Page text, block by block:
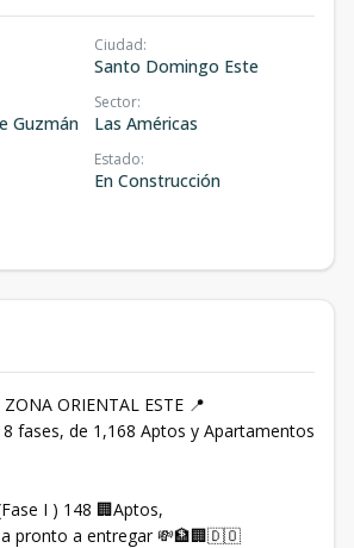
Ciudad:
Santo Domingo Este
Guzmán
Sector:
Las Américas
Estado:
En Construcción
ORIENTAL ESTE 📍
fases, de 1,168 Aptos y Apartamentos
I ) 148 🏢Aptos,
pronto a entregar 💸🏦🏢🇩🇴